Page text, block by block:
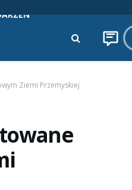
Ziemi Przemyskiej